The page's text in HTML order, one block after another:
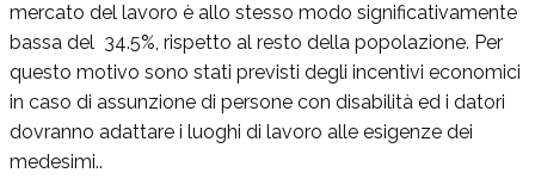
mercato del lavoro è allo stesso modo significativamente
bassa del 34.5%, rispetto al resto della popolazione. Per
questo motivo sono stati previsti degli incentivi economici
in caso di assunzione di persone con disabilità ed i datori
dovranno adattare i luoghi di lavoro alle esigenze dei
medesimi..